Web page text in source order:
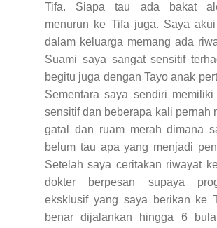
Tifa. Siapa tau ada bakat
menurun ke Tifa juga. Saya
dalam keluarga memang ada
Suami saya sangat sensitif
begitu juga dengan Tayo anak
Sementara saya sendiri
sensitif dan beberapa kali pernah
gatal dan ruam merah dimana
belum tau apa yang menjadi
Setelah saya ceritakan riwayat
dokter berpesan supaya
eksklusif yang saya berikan ke
benar dijalankan hingga 6